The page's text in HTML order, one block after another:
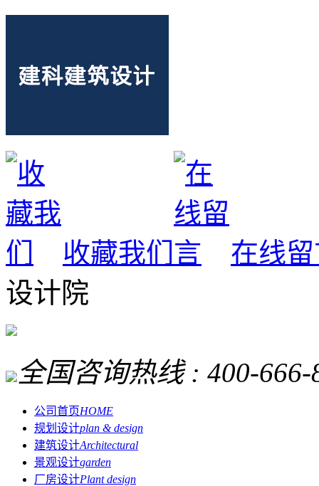
收藏我们
在线
设计院
全国咨询热线 : 400-666-
公司首页HOME
规划设计plan & design
建筑设计Architectural
景观设计garden
厂房设计Plant design